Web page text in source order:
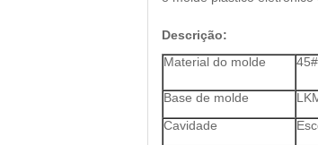
Descrição:
Material do molde
Base de molde
Cavidade